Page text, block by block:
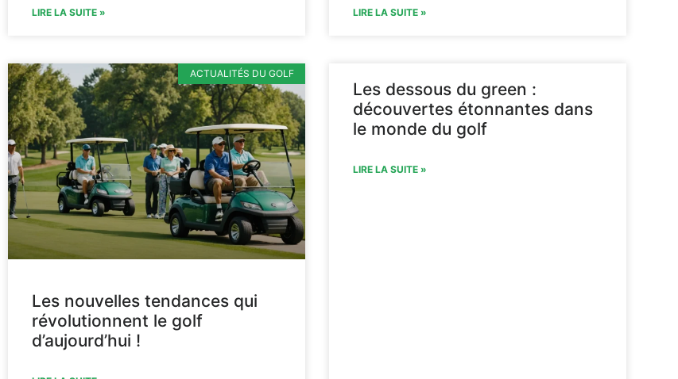
LIRE LA SUITE » LIRE LA SUITE »
ACTUALITÉS DU GOLF
Les nouvelles tendances qui
révolutionnent le golf
d’aujourd’hui !
Les dessous du green :
découvertes étonnantes dans
le monde du golf
LIRE LA SUITE »